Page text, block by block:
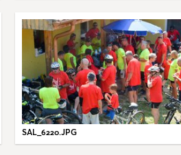
SAL_6220.JPG